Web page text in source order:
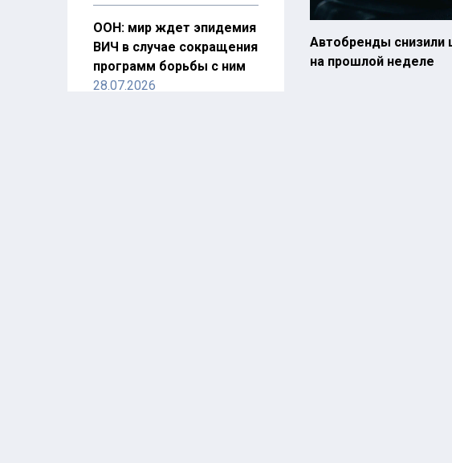
ООН: мир ждет эпидемия
ВИЧ в случае сокращения
программ борьбы с ним
28.07.2026
Автобренды снизили
на прошлой неделе